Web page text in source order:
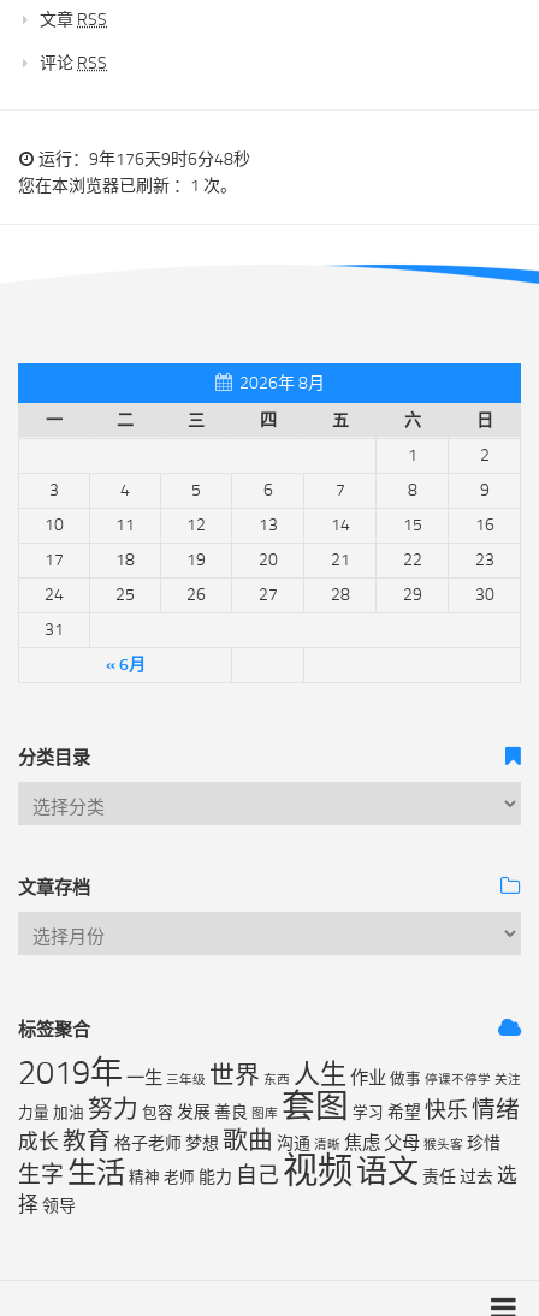
文章 RSS
评论 RSS
运行：9年176天9时6分48秒
您在本浏览器已刷新 ：1 次。
2026年 8月
一
二 三 四 五 六 日
« 6月
1
2
3
4 5 6 7 8
9
10
11 12 13 14 15
16
17
18 19 20 21 22
23
24
25 26 27 28 29
30
31
分类目录
文章存档
标签聚合
2019年 一生 三年级 世界 东西 人生 作业 做事 停课不停学 关注
力量 加油 努力 包容 发展善良 图库 套图 学习 希望 快乐情绪
成长 教育 格子老师梦想 歌曲 沟通 清晰 焦虑 父母 猴头客 珍惜
生字 生活 精神 老师 能力 自己 视频语文 责任过去 选
择 领导